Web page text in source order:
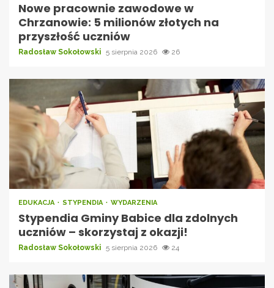
Nowe pracownie zawodowe w
Chrzanowie: 5 milionów złotych na
przyszłość uczniów
Radosław Sokołowski 5 sierpnia 2026 26
EDUKACJA STYPENDIA WYDARZENIA
Stypendia Gminy Babice dla zdolnych
uczniów – skorzystaj z okazji!
Radosław Sokołowski 5 sierpnia 2026 24